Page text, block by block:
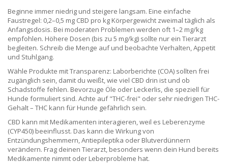
Beginne immer niedrig und steigere langsam. Eine einfache
Faustregel: 0,2–0,5 mg CBD pro kg Körpergewicht zweimal täglich als
Anfangsdosis. Bei moderaten Problemen werden oft 1–2 mg/kg
empfohlen. Höhere Dosen (bis zu 5 mg/kg) sollte nur ein Tierarzt
begleiten. Schreib die Menge auf und beobachte Verhalten, Appetit
und Stuhlgang.
Wähle Produkte mit Transparenz: Laborberichte (COA) sollten frei
zugänglich sein, damit du weißt, wie viel CBD drin ist und ob
Schadstoffe fehlen. Bevorzuge Öle oder Leckerlis, die speziell für
Hunde formuliert sind. Achte auf "THC-frei" oder sehr niedrigen THC-
Gehalt – THC kann für Hunde gefährlich sein.
CBD kann mit Medikamenten interagieren, weil es Leberenzyme
(CYP450) beeinflusst. Das kann die Wirkung von
Entzündungshemmern, Antiepileptika oder Blutverdünnern
verändern. Frag deinen Tierarzt, besonders wenn dein Hund bereits
Medikamente nimmt oder Leberprobleme hat.